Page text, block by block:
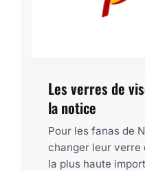
Les verres de
la notice
Pour les fanas de
changer leur verre
la plus haute